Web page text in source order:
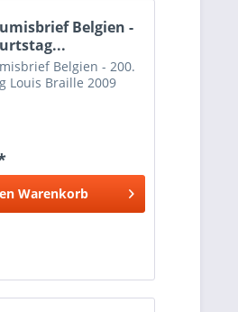
Belgien -
Belgien - 200.
Louis Braille 2009
Warenkorb